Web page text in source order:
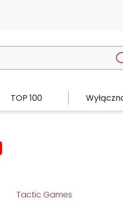
TOP 100
Tactic Games